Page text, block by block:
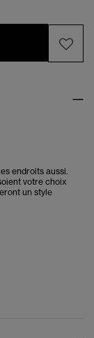
endroits aussi.
votre choix
un style